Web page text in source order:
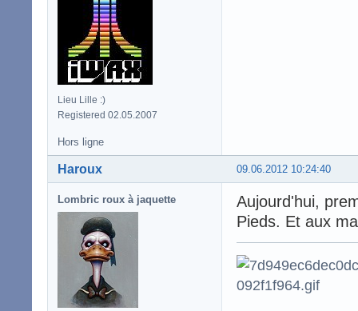
Lieu Lille :)
Registered 02.05.2007
Hors ligne
09.06.2012 10:24:40
Haroux
Lombric roux à jaquette
Aujourd'hui,
Pieds. Et aux